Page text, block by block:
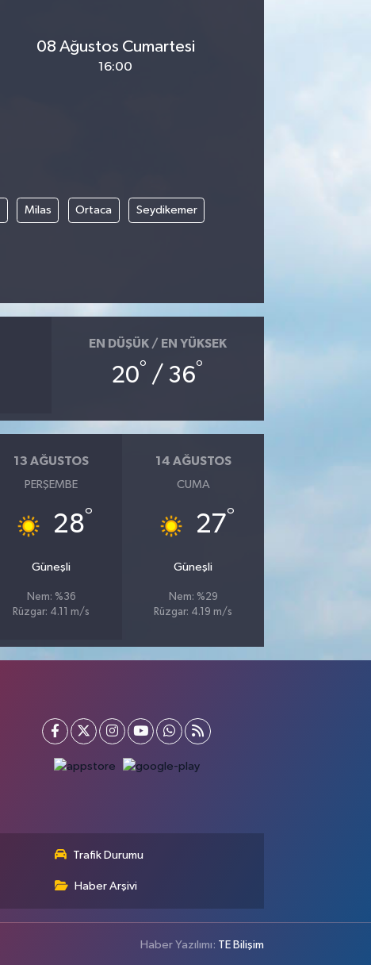
08 Ağustos Cumartesi
16:00
Milas Ortaca Seydikemer
EN DÜŞÜK / EN YÜKSEK
20° / 36°
13 AĞUSTOS
PERŞEMBE
28°
Güneşli
Nem: %36
Rüzgar: 4.11 m/s
14 AĞUSTOS
CUMA
27°
Güneşli
Nem: %29
Rüzgar: 4.19 m/s
Trafik Durumu
Haber Arşivi
Haber Yazılımı: TE Bilişim